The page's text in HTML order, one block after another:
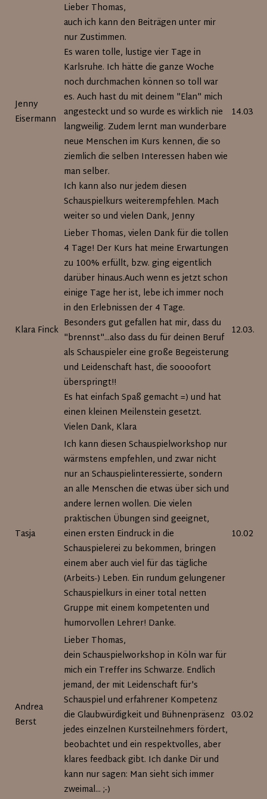
Jenny
Eisermann
Lieber Thomas,
auch ich kann den Beiträgen unter mir
nur Zustimmen.
Es waren tolle, lustige vier Tage in
Karlsruhe. Ich hätte die ganze Woche
noch durchmachen können so toll war
es. Auch hast du mit deinem "Elan" mich
angesteckt und so wurde es wirklich nie
langweilig. Zudem lernt man wunderbare
neue Menschen im Kurs kennen, die so
ziemlich die selben Interessen haben wie
man selber.
Ich kann also nur jedem diesen
Schauspielkurs weiterempfehlen. Mach
weiter so und vielen Dank, Jenny
Klara Finck
Lieber Thomas, vielen Dank für die tollen
4 Tage! Der Kurs hat meine Erwartungen
zu 100% erfüllt, bzw. ging eigentlich
darüber hinaus.Auch wenn es jetzt schon
einige Tage her ist, lebe ich immer noch
in den Erlebnissen der 4 Tage.
Besonders gut gefallen hat mir, dass du
"brennst"...also dass du für deinen Beruf
als Schauspieler eine große Begeisterung
und Leidenschaft hast, die soooofort
überspringt!!
Es hat einfach Spaß gemacht =) und hat
einen kleinen Meilenstein gesetzt.
Vielen Dank, Klara
Tasja
Ich kann diesen Schauspielworkshop nur
wärmstens empfehlen, und zwar nicht
nur an Schauspielinteressierte, sondern
an alle Menschen die etwas über sich und
andere lernen wollen. Die vielen
praktischen Übungen sind geeignet,
einen ersten Eindruck in die
Schauspielerei zu bekommen, bringen
einem aber auch viel für das tägliche
(Arbeits-) Leben. Ein rundum gelungener
Schauspielkurs in einer total netten
Gruppe mit einem kompetenten und
humorvollen Lehrer! Danke.
Andrea
Berst
Lieber Thomas,
dein Schauspielworkshop in Köln war für
mich ein Treffer ins Schwarze. Endlich
jemand, der mit Leidenschaft für's
Schauspiel und erfahrener Kompetenz
die Glaubwürdigkeit und Bühnenpräsenz
jedes einzelnen Kursteilnehmers fördert,
beobachtet und ein respektvolles, aber
klares feedback gibt. Ich danke Dir und
kann nur sagen: Man sieht sich immer
zweimal... ;-)